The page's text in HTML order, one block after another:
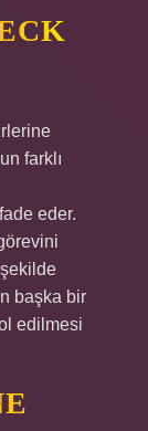
farklı
eder.
başka bir
edilmesi